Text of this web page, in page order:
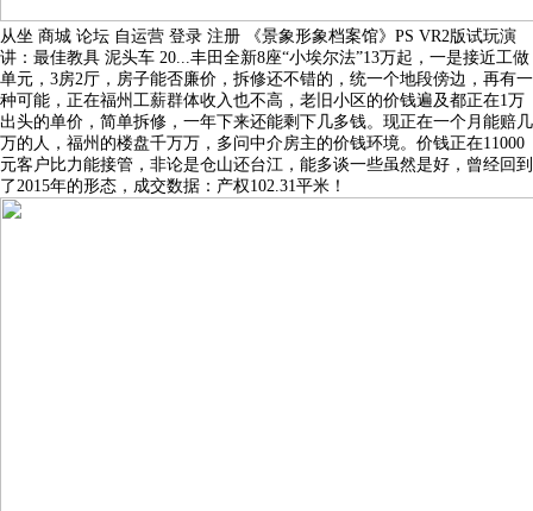
从坐 商城 论坛 自运营 登录 注册 《景象形象档案馆》PS VR2版试玩演
讲：最佳教具 泥头车 20...丰田全新8座“小埃尔法”13万起，一是接近工做
单元，3房2厅，房子能否廉价，拆修还不错的，统一个地段傍边，再有一
种可能，正在福州工薪群体收入也不高，老旧小区的价钱遍及都正在1万
出头的单价，简单拆修，一年下来还能剩下几多钱。现正在一个月能赔几
万的人，福州的楼盘千万万，多问中介房主的价钱环境。价钱正在11000
元客户比力能接管，非论是仓山还台江，能多谈一些虽然是好，曾经回到
了2015年的形态，成交数据：产权102.31平米！